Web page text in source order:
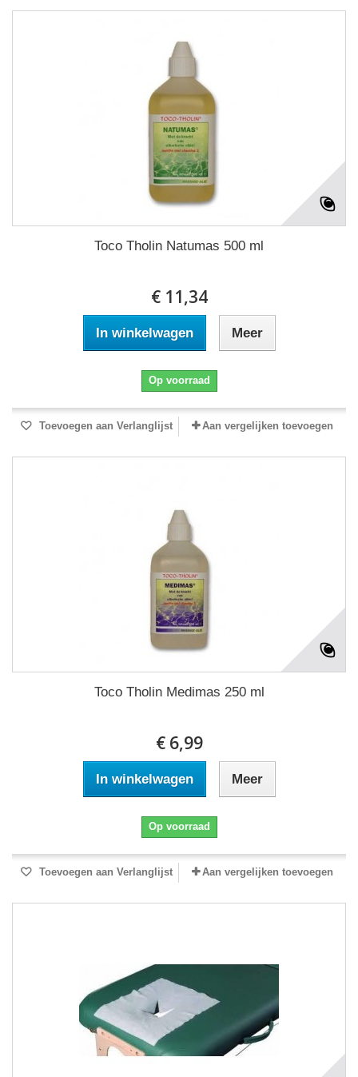
Toco Tholin Natumas 500 ml
€ 11,34
In winkelwagen Meer
Op voorraad
Toevoegen aan Verlanglijst Aan vergelijken toevoegen
Toco Tholin Medimas 250 ml
€ 6,99
In winkelwagen Meer
Op voorraad
Toevoegen aan Verlanglijst Aan vergelijken toevoegen